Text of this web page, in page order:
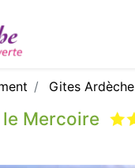
Gites Ardèche
Mercoire